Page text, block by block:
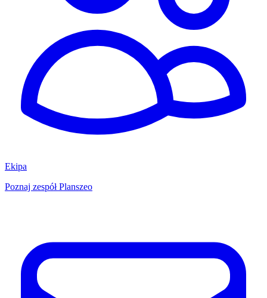
Ekipa
Poznaj zespół Planszeo